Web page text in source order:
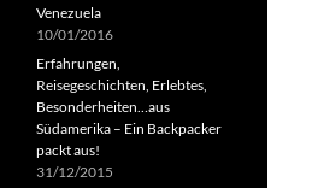
Venezuela
10/01/2016
Erfahrungen,
Reisegeschichten, Erlebtes,
Besonderheiten…aus
Südamerika – Ein Backpacker
packt aus!
31/12/2015